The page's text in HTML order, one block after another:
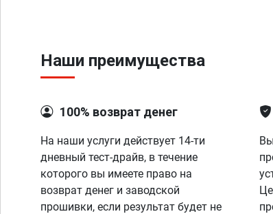
Наши преимущества
100% возврат денег
На наши услуги действует 14-ти
дневный тест-драйв, в течение
которого вы имеете право на
возврат денег и заводской
прошивки, если результат будет не